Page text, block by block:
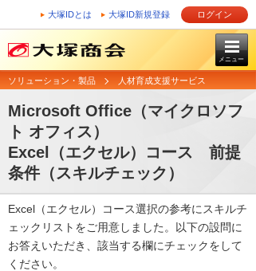
大塚IDとは 大塚ID新規登録 ログイン
メニュー
ソリューション・製品 人材育成支援サービス
Microsoft Office（マイクロソフ
ト オフィス）
Excel（エクセル）コース 前提
条件（スキルチェック）
Excel（エクセル）コース選択の参考にスキルチ
ェックリストをご用意しました。以下の設問に
お答えいただき、該当する欄にチェックをして
ください。